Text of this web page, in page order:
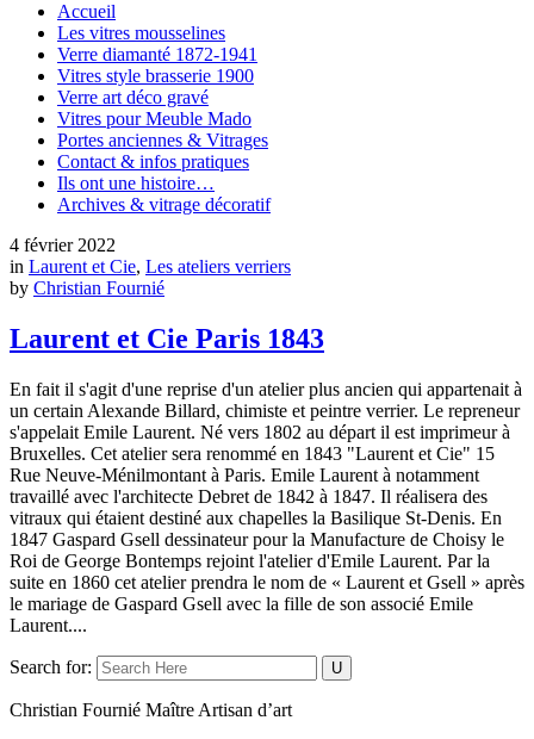
Accueil
Les vitres mousselines
Verre diamanté 1872-1941
Vitres style brasserie 1900
Verre art déco gravé
Vitres pour Meuble Mado
Portes anciennes & Vitrages
Contact & infos pratiques
Ils ont une histoire…
Archives & vitrage décoratif
4 février 2022
in Laurent et Cie, Les ateliers verriers
by Christian Fournié
Laurent et Cie Paris 1843
En fait il s'agit d'une reprise d'un atelier plus ancien qui appartenait à
un certain Alexande Billard, chimiste et peintre verrier. Le repreneur
s'appelait Emile Laurent. Né vers 1802 au départ il est imprimeur à
Bruxelles. Cet atelier sera renommé en 1843 "Laurent et Cie" 15
Rue Neuve-Ménilmontant à Paris. Emile Laurent à notamment
travaillé avec l'architecte Debret de 1842 à 1847. Il réalisera des
vitraux qui étaient destiné aux chapelles la Basilique St-Denis. En
1847 Gaspard Gsell dessinateur pour la Manufacture de Choisy le
Roi de George Bontemps rejoint l'atelier d'Emile Laurent. Par la
suite en 1860 cet atelier prendra le nom de « Laurent et Gsell » après
le mariage de Gaspard Gsell avec la fille de son associé Emile
Laurent....
Search for:
Christian Fournié Maître Artisan d’art